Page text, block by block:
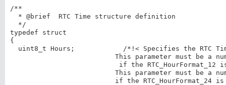
/**
  * @brief  RTC Time structure definition
  */
typedef struct
{
uint8_t Hours;            /*!< Specifies the RTC
if the RTC_HourFormat_12
This parameter must be a
if the RTC_HourFormat_24